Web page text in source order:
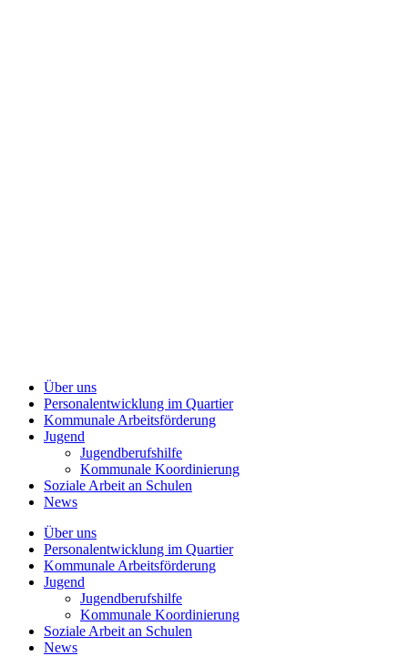
Über uns
Personalentwicklung im Quartier
Kommunale Arbeitsförderung
Jugend
Jugendberufshilfe
Kommunale Koordinierung
Soziale Arbeit an Schulen
News
Über uns
Personalentwicklung im Quartier
Kommunale Arbeitsförderung
Jugend
Jugendberufshilfe
Kommunale Koordinierung
Soziale Arbeit an Schulen
News